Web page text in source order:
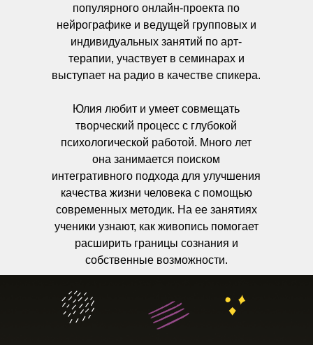
популярного онлайн-проекта по
нейрографике и ведущей групповых и
индивидуальных занятий по арт-
терапии, участвует в семинарах и
выступает на радио в качестве спикера.
Юлия любит и умеет совмещать
творческий процесс с глубокой
психологической работой. Много лет
она занимается поиском
интегративного подхода для улучшения
качества жизни человека с помощью
современных методик. На ее занятиях
ученики узнают, как живопись помогает
расширить границы сознания и
собственные возможности.